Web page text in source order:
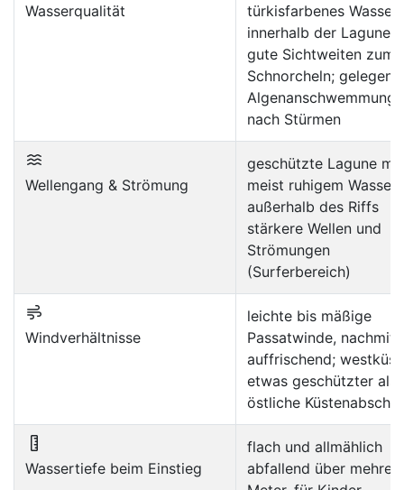
Wasserqualität
türkisfarbenes Wasser
innerhalb der Lagune;
gute Sichtweiten zum
Schnorcheln;
nach Stürmen
Wellengang & Strömung
geschützte Lagune mit
meist ruhigem Wasser;
außerhalb des Riffs
stärkere Wellen und
Strömungen
(Surferbereich)
Windverhältnisse
leichte bis mäßige
Passatwinde,
auffrischend;
etwas geschützter als
östliche
Wassertiefe beim Einstieg
flach und allmählich
abfallend über